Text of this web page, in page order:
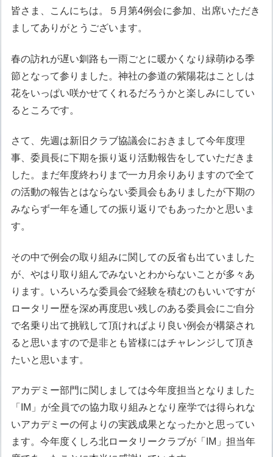
皆さま、こんにちは。５月第4例会に参加、出席いただき
ましてありがとうございます。
春の訪れが遅い釧路も一雨ごとに暖かくなり緑萌ゆる季
節となって参りました。神社の参道の紫陽花はことしは
花をいっぱい咲かせてくれるだろうかと楽しみにしてい
るところです。
さて、先週は新旧クラブ協議会におきまして今年度理
事、委員長に下期を振り返り活動報告をしていただきま
した。まだ年度終わりまで一カ月余りありますので全て
の活動の報告とはならない委員会もありましたが下期の
みならず一年を通しての振り返りでもあったかと思いま
す。
その中で例会の取り組みに関しての反省も出ていました
が、やはり取り組んでみないとわからないことが多々あ
ります。いろいろな委員会で経験を積むのもいいですが
ロータリー歴を深め再度思い残しのある委員会にご自分
で名乗り出て挑戦して頂ければより良い例会が構築され
ると思いますので是非とも皆様にはチャレンジして頂き
たいと思います。
アカデミー部門に関しましては今年度担当となりました
「IM」が全員での協力取り組みとなり座学では得られな
いアカデミーの何よりの実践成果となったかと思ってい
ます。今年度くしろ北ロータリークラブが「IM」担当年